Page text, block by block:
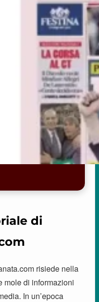
di
risiede nella
mole di informazioni
In un’epoca